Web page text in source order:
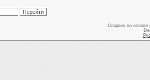
Создано на основе